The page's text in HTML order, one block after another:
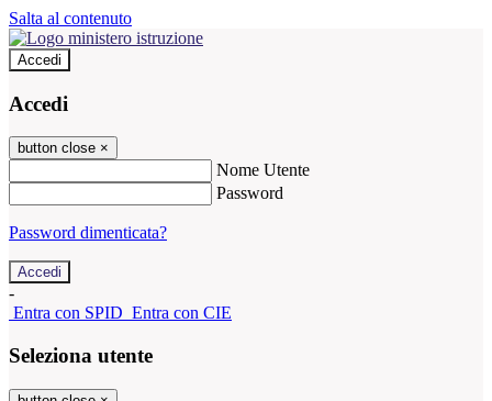
Salta al contenuto
Accedi
Accedi
button close ×
Nome Utente
Password
Password dimenticata?
-
Entra con SPID Entra con CIE
Seleziona utente